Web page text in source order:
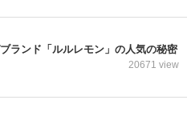
ランド「ルルレモン」の人気の秘密
20671 view